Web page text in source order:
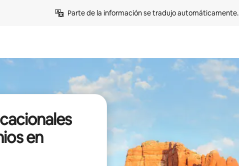
Parte de la información se tradujo automáticamente.
en